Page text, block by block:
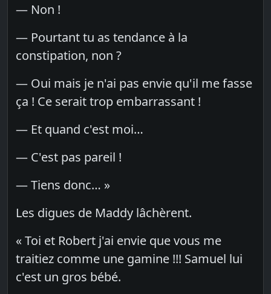
— Non !
— Pourtant tu as tendance à la
constipation, non ?
— Oui mais je n'ai pas envie qu'il me fasse
ça ! Ce serait trop embarrassant !
— Et quand c'est moi…
— C'est pas pareil !
— Tiens donc… »
Les digues de Maddy lâchèrent.
« Toi et Robert j'ai envie que vous me
traitiez comme une gamine !!! Samuel lui
c'est un gros bébé.